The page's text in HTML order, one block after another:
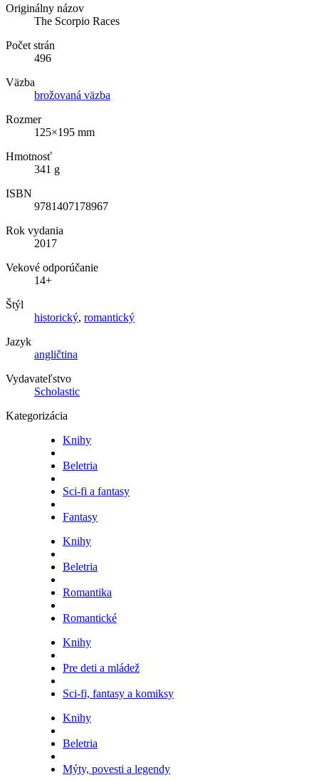
Originálny názov
The Scorpio Races
Počet strán
496
Väzba
brožovaná väzba
Rozmer
125×195 mm
Hmotnosť
341 g
ISBN
9781407178967
Rok vydania
2017
Vekové odporúčanie
14+
Štýl
historický, romantický
Jazyk
angličtina
Vydavateľstvo
Scholastic
Kategorizácia
Knihy
Beletria
Sci-fi a fantasy
Fantasy
Knihy
Beletria
Romantika
Romantické
Knihy
Pre deti a mládež
Sci-fi, fantasy a komiksy
Knihy
Beletria
Mýty, povesti a legendy